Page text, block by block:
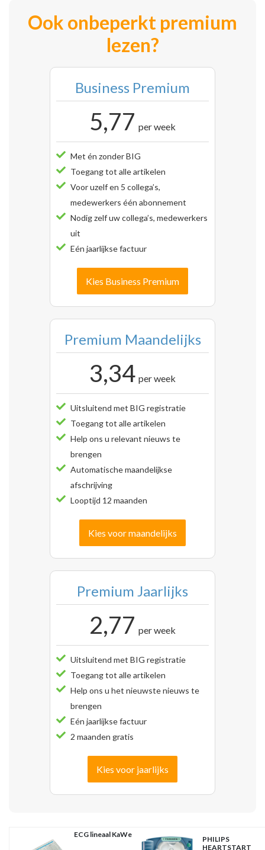
Ook onbeperkt premium
lezen?
Business Premium
5,77 per week
Met én zonder BIG
Toegang tot alle artikelen
Voor uzelf en 5 collega’s,
medewerkers één abonnement
Nodig zelf uw collega’s, medewerkers
uit
Eén jaarlijkse factuur
Kies Business Premium
Premium Maandelijks
3,34 per week
Uitsluitend met BIG registratie
Toegang tot alle artikelen
Help ons u relevant nieuws te
brengen
Automatische maandelijkse
afschrijving
Looptijd 12 maanden
Kies voor maandelijks
Premium Jaarlijks
2,77 per week
Uitsluitend met BIG registratie
Toegang tot alle artikelen
Help ons u het nieuwste nieuws te
brengen
Eén jaarlijkse factuur
2 maanden gratis
Kies voor jaarlijks
ECG lineaal KaWe
PHILIPS
HEARTSTART